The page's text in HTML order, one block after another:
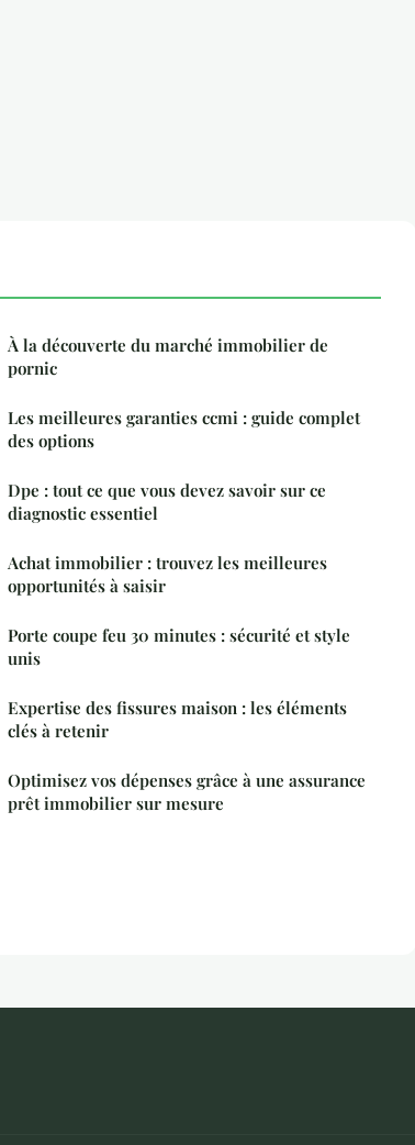
À la découverte du marché immobilier de
pornic
Les meilleures garanties ccmi : guide complet
des options
Dpe : tout ce que vous devez savoir sur ce
diagnostic essentiel
Achat immobilier : trouvez les meilleures
opportunités à saisir
Porte coupe feu 30 minutes : sécurité et style
unis
Expertise des fissures maison : les éléments
clés à retenir
Optimisez vos dépenses grâce à une assurance
prêt immobilier sur mesure